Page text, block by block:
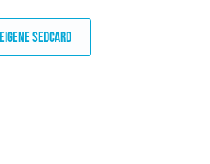
EIGENE SEDCARD